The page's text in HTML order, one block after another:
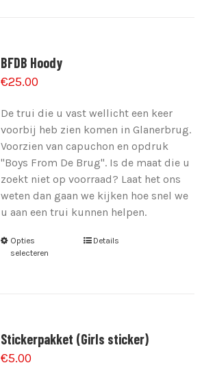
BFDB Hoody
€25.00
De trui die u vast wellicht een keer
voorbij heb zien komen in Glanerbrug.
Voorzien van capuchon en opdruk
"Boys From De Brug". Is de maat die u
zoekt niet op voorraad? Laat het ons
weten dan gaan we kijken hoe snel we
u aan een trui kunnen helpen.
Opties
selecteren
Details
Stickerpakket (Girls sticker)
€5.00